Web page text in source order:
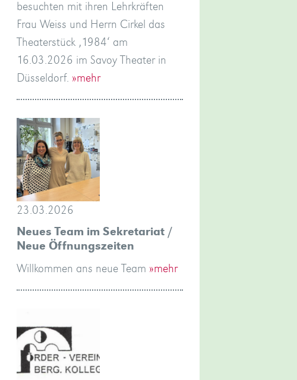
besuchten mit ihren Lehrkräften
Frau Weiss und Herrn Cirkel das
Theaterstück ‚1984‘ am
16.03.2026 im Savoy Theater in
Düsseldorf. »mehr
23.03.2026
Neues Team im Sekretariat /
Neue Öffnungszeiten
Willkommen ans neue Team »mehr